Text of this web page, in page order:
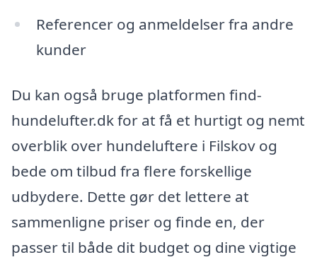
Referencer og anmeldelser fra andre
kunder
Du kan også bruge platformen find-
hundelufter.dk for at få et hurtigt og nemt
overblik over hundeluftere i Filskov og
bede om tilbud fra flere forskellige
udbydere. Dette gør det lettere at
sammenligne priser og finde en, der
passer til både dit budget og dine vigtige